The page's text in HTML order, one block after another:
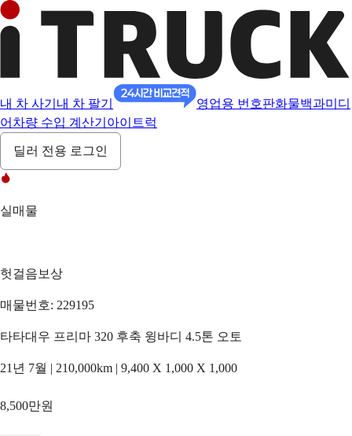
내 차 사기 내 차 팔기 영업용 번호판화물백과미디
어 차량 수입 계산기 아이트럭
딜러 전용 로그인
실매물
헛걸음보상
매물번호: 229195
타타대우 프리마 320 후축 윙바디 4.5톤 오토
21년 7월 | 210,000km | 9,400 X 1,000 X 1,000
8,500만원